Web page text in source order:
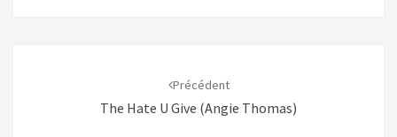
Précédent
The Hate U Give (Angie Thomas)